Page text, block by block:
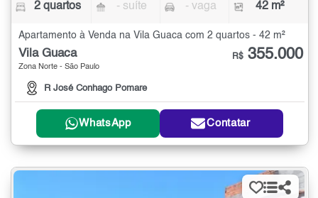
2 quartos - suíte - vaga 42 m²
Apartamento à Venda na Vila Guaca com 2 quartos - 42 m²
Vila Guaca
Zona Norte - São Paulo
R José Conhago Pomare
R$ 355.000
WhatsApp Contatar